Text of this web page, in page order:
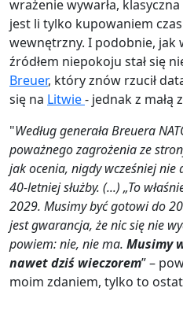
wrażenie wywarła,
jest li tylko kupowaniem
wewnętrzny. I podobnie, jak
źródłem niepokoju stał się
Breuer, który znów rzucił
się na Litwie- jednak z małą
"Według generała Breuera
poważnego zagrożenia ze
jak ocenia, nigdy wcześniej nie
40-letniej służby. (...) „To
2029. Musimy być gotowi do
jest gwarancja, że nic się nie
powiem: nie, nie ma. Musimy
nawet dziś wieczorem” –
moim zdaniem, tylko to